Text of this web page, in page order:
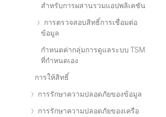
สำหรับการผสานรวมแอปพลิเคชัน
การตรวจสอบสิทธิ์การเชื่อมต่อ
ข้อมูล
กำหนดค่ากลุ่มการดูแลระบบ TSM
ที่กำหนดเอง
การให้สิทธิ์
การรักษาความปลอดภัยของข้อมูล
การรักษาความปลอดภัยของเครือ